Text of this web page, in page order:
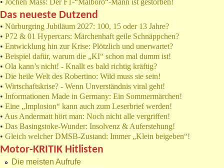
• Jochen Mass: Der F1-“Malboro“-Mann ist gestorben!
Das neueste Dutzend
• Nürburgring Jubiläum 2027: 100, 15 oder 13 Jahre?
• P72 & 01 Hypercars: Märchenhaft geile Schnäppchen?
• Entwicklung hin zur Krise: Plötzlich und unerwartet?
• Beispiel dafür, warum die „KI“ schon mal dumm ist!
• Ola kann’s nicht! - Knallt es bald richtig kräftig?
• Die heile Welt des Robertino: Wild muss sie sein!
• Wirtschaftskrise? - Wenn Unverständnis viral geht!
• Informationen Made in Germany: Ein Sommermärchen!
• Eine „Implosion“ kann auch zum Leserbrief werden!
• Aus Andermatt hört man: Noch nicht alle vergriffen!
• Das Basingstoke-Wunder: Insolvenz & Auferstehung!
• Gleich welcher DMSB-Zustand: Immer „Klein beigeben“!
Motor-KRITIK Hitlisten
Die meisten Aufrufe